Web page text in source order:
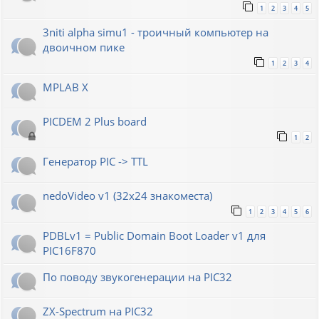
1 2 3 4 5
3niti alpha simu1 - троичный компьютер на
двоичном пике
1 2 3 4
MPLAB X
PICDEM 2 Plus board
1 2
Генератор РIС -> TTL
nedoVideo v1 (32x24 знакоместа)
1 2 3 4 5 6
PDBLv1 = Public Domain Boot Loader v1 для
PIC16F870
По поводу звукогенерации на PIC32
ZX-Spectrum на PIC32